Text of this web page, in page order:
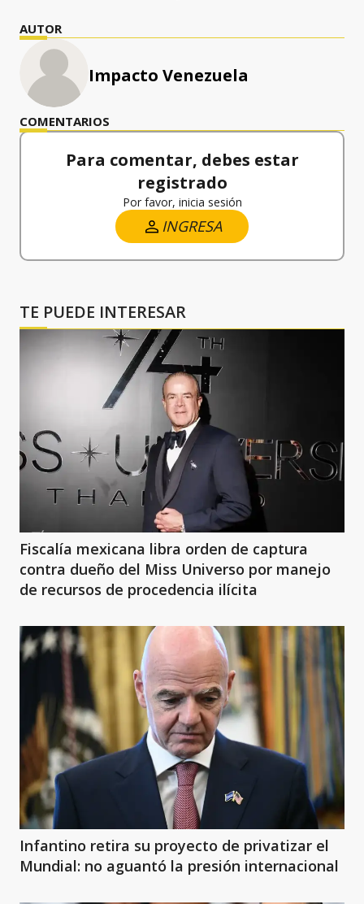
AUTOR
Impacto Venezuela
COMENTARIOS
Para comentar, debes estar
registrado
Por favor, inicia sesión
INGRESA
TE PUEDE INTERESAR
Fiscalía mexicana libra orden de captura
contra dueño del Miss Universo por manejo
de recursos de procedencia ilícita
Infantino retira su proyecto de privatizar el
Mundial: no aguantó la presión internacional